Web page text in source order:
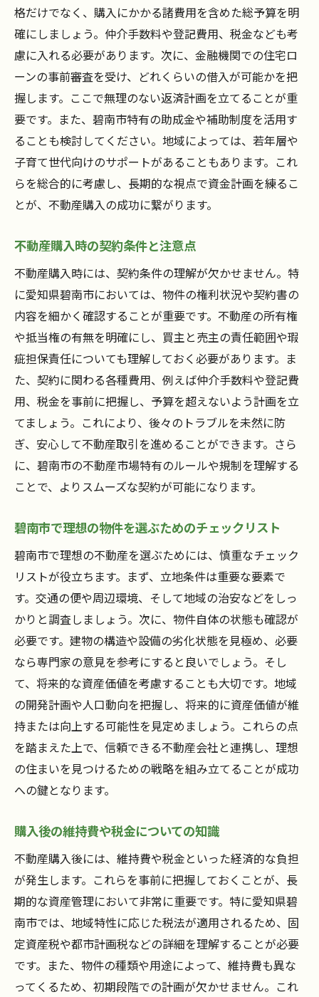
格だけでなく、購入にかかる諸費用を含めた総予算を明
確にしましょう。仲介手数料や登記費用、税金なども考
慮に入れる必要があります。次に、金融機関での住宅ロ
ーンの事前審査を受け、どれくらいの借入が可能かを把
握します。ここで無理のない返済計画を立てることが重
要です。また、碧南市特有の助成金や補助制度を活用す
ることも検討してください。地域によっては、若年層や
子育て世代向けのサポートがあることもあります。これ
らを総合的に考慮し、長期的な視点で資金計画を練るこ
とが、不動産購入の成功に繋がります。
不動産購入時の契約条件と注意点
不動産購入時には、契約条件の理解が欠かせません。特
に愛知県碧南市においては、物件の権利状況や契約書の
内容を細かく確認することが重要です。不動産の所有権
や抵当権の有無を明確にし、買主と売主の責任範囲や瑕
疵担保責任についても理解しておく必要があります。ま
た、契約に関わる各種費用、例えば仲介手数料や登記費
用、税金を事前に把握し、予算を超えないよう計画を立
てましょう。これにより、後々のトラブルを未然に防
ぎ、安心して不動産取引を進めることができます。さら
に、碧南市の不動産市場特有のルールや規制を理解する
ことで、よりスムーズな契約が可能になります。
碧南市で理想の物件を選ぶためのチェックリスト
碧南市で理想の不動産を選ぶためには、慎重なチェック
リストが役立ちます。まず、立地条件は重要な要素で
す。交通の便や周辺環境、そして地域の治安などをしっ
かりと調査しましょう。次に、物件自体の状態も確認が
必要です。建物の構造や設備の劣化状態を見極め、必要
なら専門家の意見を参考にすると良いでしょう。そし
て、将来的な資産価値を考慮することも大切です。地域
の開発計画や人口動向を把握し、将来的に資産価値が維
持または向上する可能性を見定めましょう。これらの点
を踏まえた上で、信頼できる不動産会社と連携し、理想
の住まいを見つけるための戦略を組み立てることが成功
への鍵となります。
購入後の維持費や税金についての知識
不動産購入後には、維持費や税金といった経済的な負担
が発生します。これらを事前に把握しておくことが、長
期的な資産管理において非常に重要です。特に愛知県碧
南市では、地域特性に応じた税法が適用されるため、固
定資産税や都市計画税などの詳細を理解することが必要
です。また、物件の種類や用途によって、維持費も異な
ってくるため、初期段階での計画が欠かせません。これ